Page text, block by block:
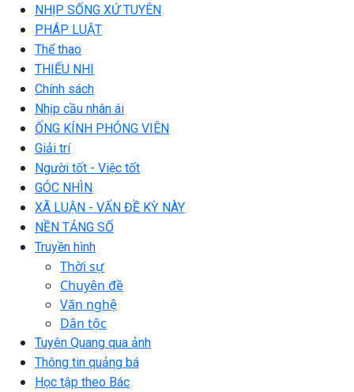
NHỊP SỐNG XỨ TUYÊN
PHÁP LUẬT
Thể thao
THIẾU NHI
Chính sách
Nhịp cầu nhân ái
ỐNG KÍNH PHÓNG VIÊN
Giải trí
Người tốt - Việc tốt
GÓC NHÌN
XÃ LUẬN - VẤN ĐỀ KỲ NÀY
NỀN TẢNG SỐ
Truyền hình
Thời sự
Chuyên đề
Văn nghệ
Dân tộc
Tuyên Quang qua ảnh
Thông tin quảng bá
Học tập theo Bác